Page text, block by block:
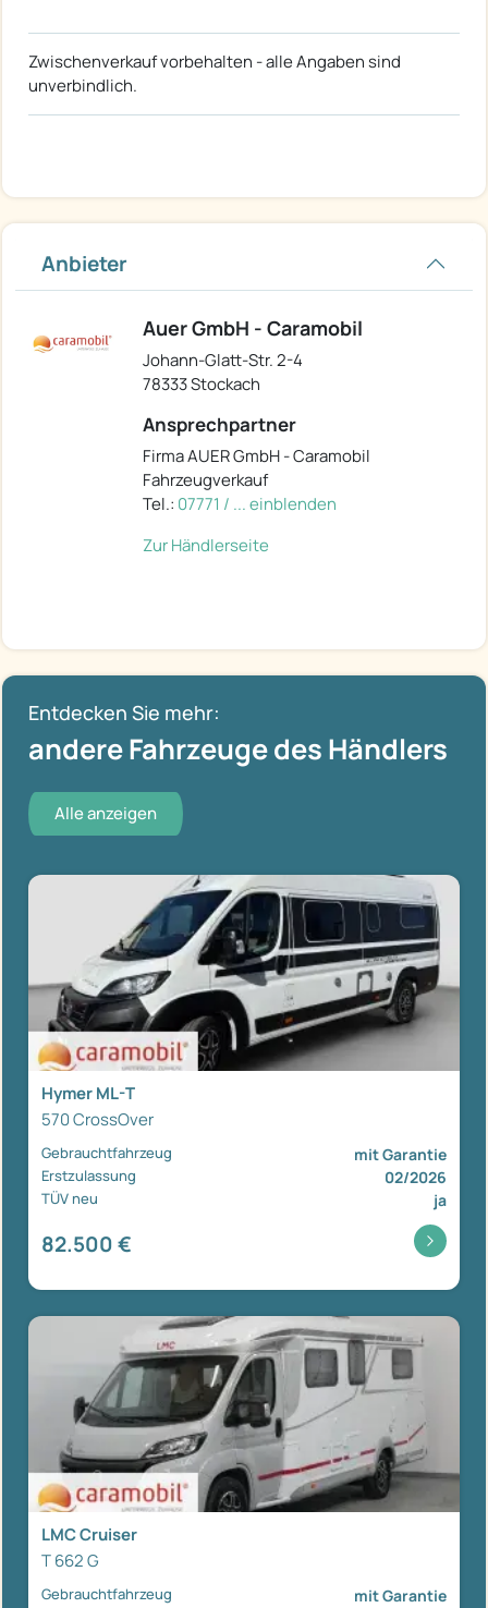
Zwischenverkauf vorbehalten - alle Angaben sind
unverbindlich.
Anbieter
Auer GmbH - Caramobil
Johann-Glatt-Str. 2-4
78333 Stockach
Ansprechpartner
Firma AUER GmbH - Caramobil
Fahrzeugverkauf
Tel.: 07771 / ... einblenden
Zur Händlerseite
Entdecken Sie mehr:
andere Fahrzeuge des Händlers
Alle anzeigen
Hymer ML-T
570 CrossOver
Gebrauchtfahrzeug mit Garantie
Erstzulassung 02/2026
TÜV neu ja
82.500 €
LMC Cruiser
T 662 G
Gebrauchtfahrzeug mit Garantie